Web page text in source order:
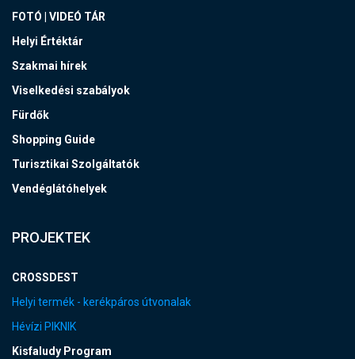
FOTÓ | VIDEÓ TÁR
Helyi Értéktár
Szakmai hírek
Viselkedési szabályok
Fürdők
Shopping Guide
Turisztikai Szolgáltatók
Vendéglátóhelyek
PROJEKTEK
CROSSDEST
Helyi termék - kerékpáros útvonalak
Hévízi PIKNIK
Kisfaludy Program